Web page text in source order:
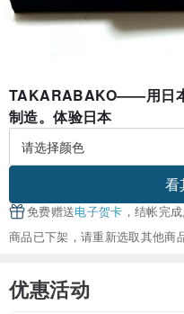
TAKARABAKO——用日
制造。体验日本
看
免费赠送电子贺卡 ，结帐完
商品已下架，请重新选取其他商
优惠活动